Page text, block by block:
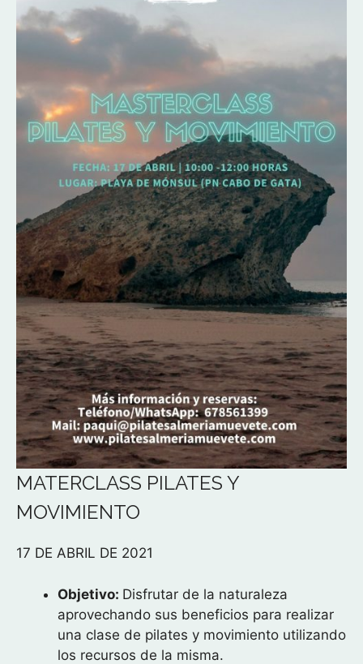
MATERCLASS PILATES Y
MOVIMIENTO
17 DE ABRIL DE 2021
Objetivo: Disfrutar de la naturaleza
aprovechando sus beneficios para realizar
una clase de pilates y movimiento utilizando
los recursos de la misma.